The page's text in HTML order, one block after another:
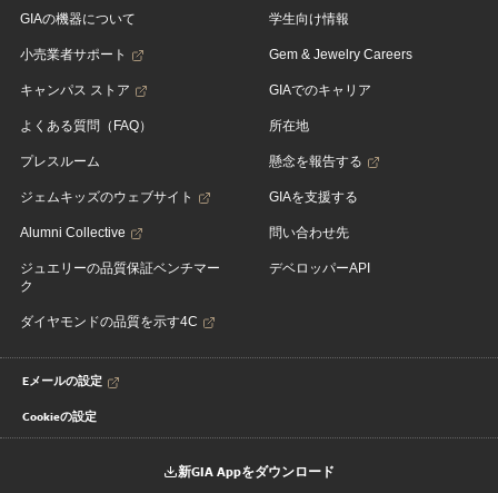
GIAの機器について
小売業者サポート
キャンパス ストア
よくある質問（FAQ）
プレスルーム
ジェムキッズのウェブサイト
Alumni Collective
ジュエリーの品質保証ベンチマー
ク
ダイヤモンドの品質を示す4C
学生向け情報
Gem & Jewelry Careers
GIAでのキャリア
所在地
懸念を報告する
GIAを支援する
問い合わせ先
デベロッパーAPI
Eメールの設定
Cookieの設定
新GIA Appをダウンロード